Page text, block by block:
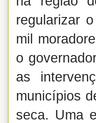
regularizar
mil
o
as
municípios
seca. Uma